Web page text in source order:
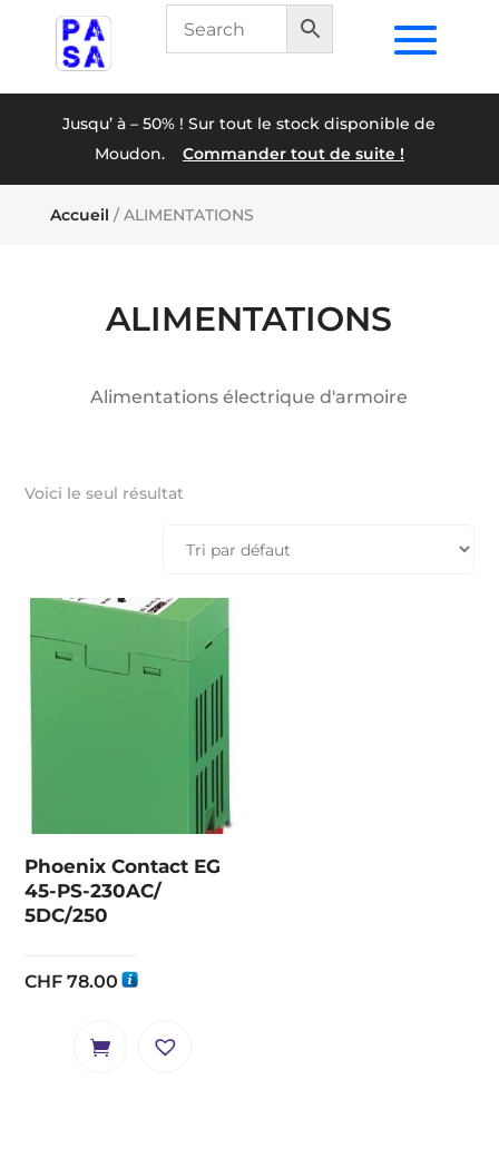
Jusqu’ à – 50% ! Sur tout le stock disponible de
Moudon. Commander tout de suite !
Accueil / ALIMENTATIONS
ALIMENTATIONS
Alimentations électrique d'armoire
Voici le seul résultat
Phoenix Contact EG
45-PS-230AC/
5DC/250
CHF 78.00